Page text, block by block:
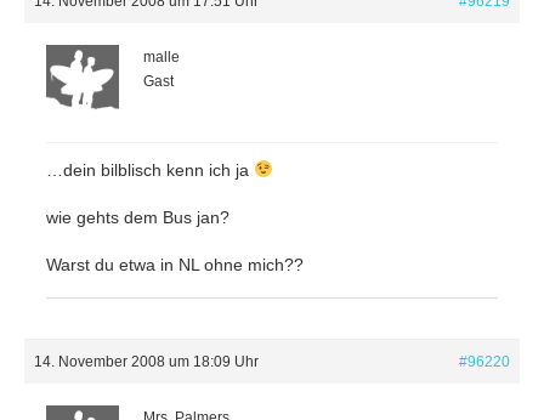
malle
Gast
…dein bilblisch kenn ich ja
wie gehts dem Bus jan?
Warst du etwa in NL ohne mich??
14. November 2008 um 18:09 Uhr #96220